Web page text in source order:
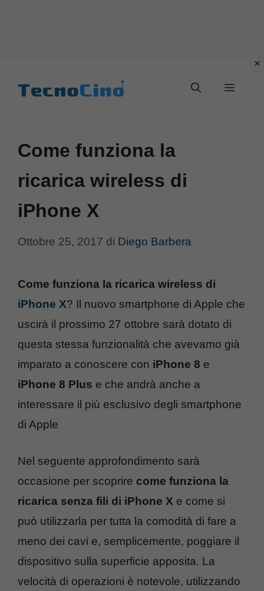
Menu
Come funziona la
ricarica wireless di
iPhone X
Ottobre 25, 2017 di Diego Barbera
Come funziona la ricarica wireless di
iPhone X? Il nuovo smartphone di Apple che
uscirà il prossimo 27 ottobre sarà dotato di
questa stessa funzionalità che avevamo già
imparato a conoscere con iPhone 8 e
iPhone 8 Plus e che andrà anche a
interessare il più esclusivo degli smartphone
di Apple
Nel seguente approfondimento sarà
occasione per scoprire come funziona la
ricarica senza fili di iPhone X e come si
può utilizzarla per tutta la comodità di fare a
meno dei cavi e, semplicemente, poggiare il
dispositivo sulla superficie apposita. La
velocità di operazioni è notevole, utilizzando